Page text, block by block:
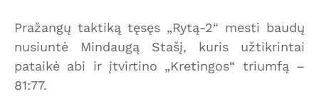
Pražangų taktiką tęsęs „Rytą-2“ mesti baudų
nusiuntė Mindaugą Stašį, kuris užtikrintai
pataikė abi ir įtvirtino „Kretingos“ triumfą –
81:77.